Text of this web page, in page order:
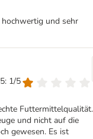
und sehr
1/5
Futtermittelqualität.
und nicht auf die
gewesen. Es ist